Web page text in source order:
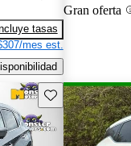
tasas
mes est.
Gran oferta
Guarda este Aviso